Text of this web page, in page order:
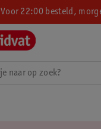
Voor 22:00 besteld,